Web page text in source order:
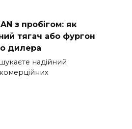
з пробігом: як
тягач або фургон
дилера
надійний